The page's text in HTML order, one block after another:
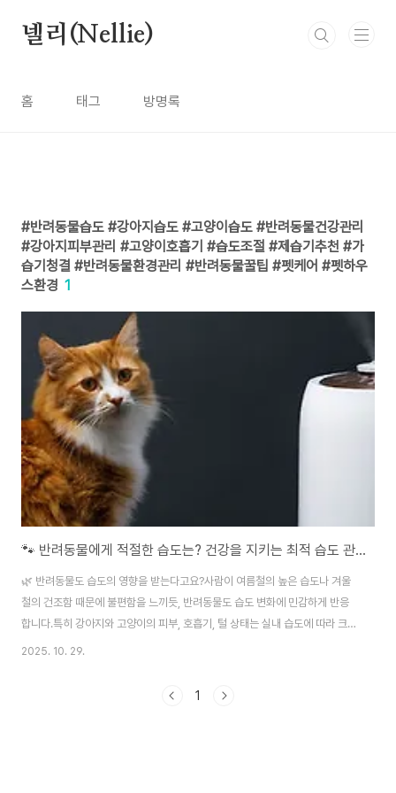
넬리(Nellie)
홈 태그 방명록
반려동물습도 #강아지습도 #고양이습도 #반려동물건강관리
#강아지피부관리 #고양이호흡기 #습도조절 #제습기추천 #가
습기청결 #반려동물환경관리 #반려동물꿀팁 #펫케어 #펫하우
스환경 1
🐾 반려동물에게 적절한 습도는? 건강을 지키는 최적 습도 관리법
🌿 반려동물도 습도의 영향을 받는다고요?사람이 여름철의 높은 습도나 겨울
철의 건조함 때문에 불편함을 느끼듯, 반려동물도 습도 변화에 민감하게 반응
합니다.특히 강아지와 고양이의 피부, 호흡기, 털 상태는 실내 습도에 따라 크게
달라집니다.그렇다면 반려동물에게 가장 좋은 습도는 어느 정도일까요?그리고
적으로 반려동물에게 적절한 실내 습도는 40~60% 정도로 권장됩니다.이는
2025. 10. 29.
1